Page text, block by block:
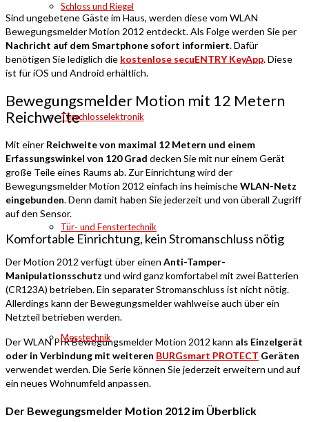
Schloss und Riegel
Türschlosselektronik
Tür- und Fenstertechnik
Messtechnik
Sind ungebetene Gäste im Haus, werden diese vom WLAN
Bewegungsmelder Motion 2012 entdeckt. Als Folge werden Sie per
Nachricht auf dem Smartphone sofort informiert. Dafür
benötigen Sie lediglich die kostenlose secuENTRY KeyApp. Diese
ist für iOS und Android erhältlich.
Bewegungsmelder Motion mit 12 Metern
Reichweite
Mit einer Reichweite von maximal 12 Metern und einem
Erfassungswinkel von 120 Grad decken Sie mit nur einem Gerät
große Teile eines Raums ab. Zur Einrichtung wird der
Bewegungsmelder Motion 2012 einfach ins heimischeWLAN-Netz
eingebunden. Denn damit haben Sie jederzeit und von überall Zugriff
auf den Sensor.
Komfortable Einrichtung, kein Stromanschluss nötig
Der Motion 2012 verfügt über einen Anti-Tamper-
Manipulationsschutz und wird ganz komfortabel mit zwei Batterien
(CR123A) betrieben. Ein separater Stromanschluss ist nicht nötig.
Allerdings kann der Bewegungsmelder wahlweise auch über ein
Netzteil betrieben werden.
Der WLAN PIR Bewegungsmelder Motion 2012 kann als Einzelgerät
oder in Verbindung mit weiteren BURGsmart PROTECT Geräten
verwendet werden. Die Serie können Sie jederzeit erweitern und auf
ein neues Wohnumfeld anpassen.
Der Bewegungsmelder Motion 2012 im Überblick